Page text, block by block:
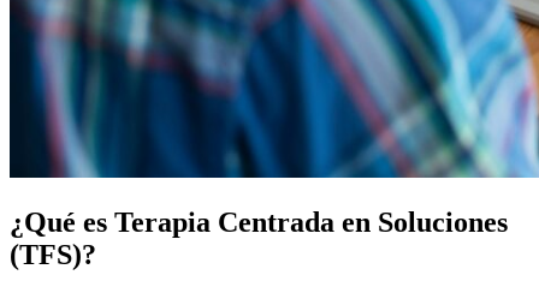
¿Qué es Terapia Centrada en Soluciones
(TFS)?